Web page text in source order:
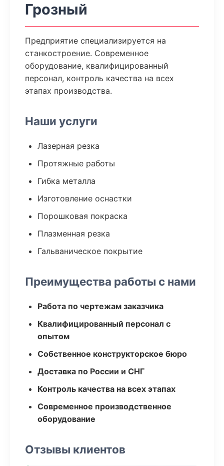
Грозный
Предприятие специализируется на
станкостроение. Современное
оборудование, квалифицированный
персонал, контроль качества на всех
этапах производства.
Наши услуги
Лазерная резка
Протяжные работы
Гибка металла
Изготовление оснастки
Порошковая покраска
Плазменная резка
Гальваническое покрытие
Преимущества работы с нами
Работа по чертежам заказчика
Квалифицированный персонал с
опытом
Собственное конструкторское бюро
Доставка по России и СНГ
Контроль качества на всех этапах
Современное производственное
оборудование
Отзывы клиентов